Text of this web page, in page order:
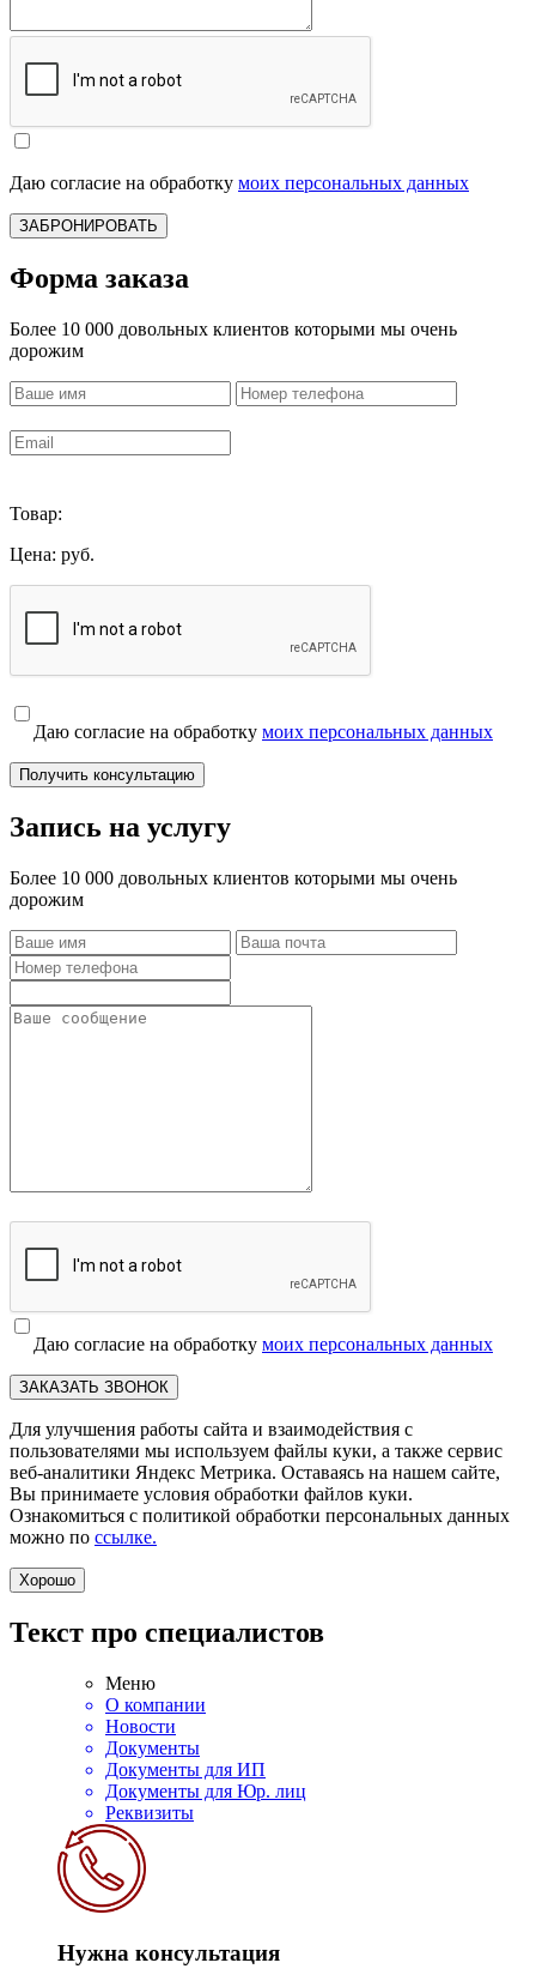
Даю согласие на обработку моих персональных данных
ЗАБРОНИРОВАТЬ
Форма заказа
Более 10 000 довольных клиентов которыми мы очень
дорожим
Товар:
Цена: руб.
Даю согласие на обработку моих персональных данных
Получить консультацию
Запись на услугу
Более 10 000 довольных клиентов которыми мы очень
дорожим
Даю согласие на обработку моих персональных данных
ЗАКАЗАТЬ ЗВОНОК
Для улучшения работы сайта и взаимодействия с
пользователями мы используем файлы куки, а также сервис
веб-аналитики Яндекс Метрика. Оставаясь на нашем сайте,
Вы принимаете условия обработки файлов куки.
Ознакомиться с политикой обработки персональных данных
можно по ссылке.
Хорошо
Текст про специалистов
Меню
О компании
Новости
Документы
Документы для ИП
Документы для Юр. лиц
Реквизиты
Нужна консультация